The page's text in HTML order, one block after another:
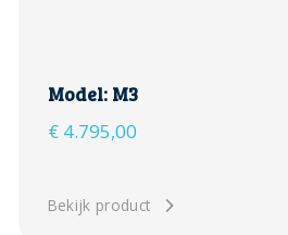
Model: M3
€4.795,00
Bekijk product